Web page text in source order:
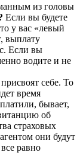
из головы
Если вы будете
у вас «левый
выплату
Если вы
водите и не
себе. То
время
бывает,
об
страховых
они будут
равно